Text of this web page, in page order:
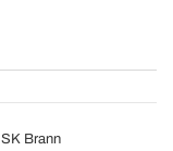
SK Brann